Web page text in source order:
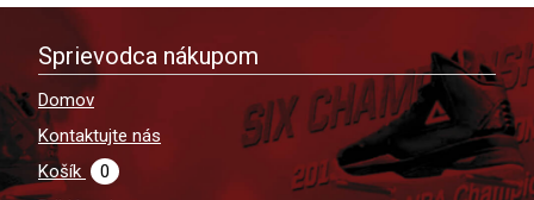
Sprievodca nákupom
Domov
Kontaktujte nás
Košík
0